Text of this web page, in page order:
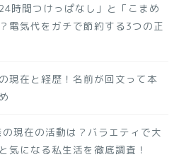
時間つけっぱなし」と「こまめ
電気代をガチで節約する3つの正
現在と経歴！名前が回文って本
現在の活動は？バラエティで大
気になる私生活を徹底調査！